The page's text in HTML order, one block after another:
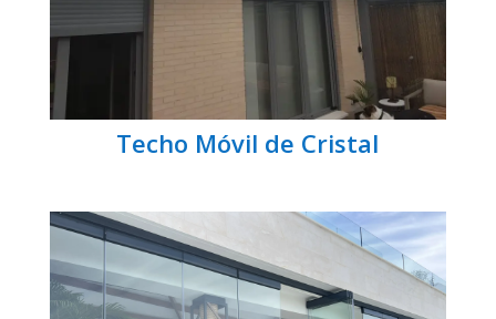
Techo Móvil de Cristal